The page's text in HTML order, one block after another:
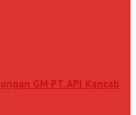
GM PT. APl Kancab